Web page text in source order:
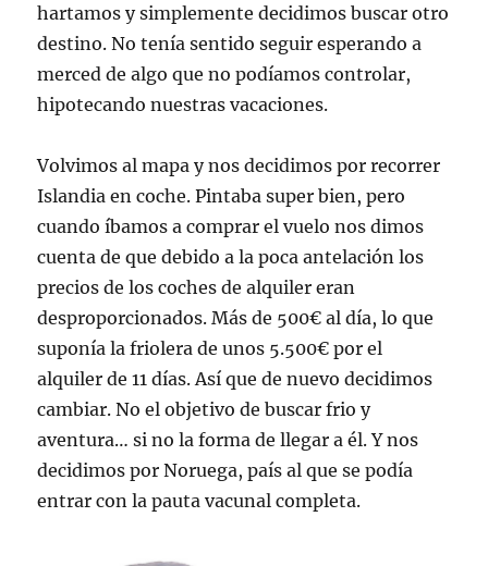
hartamos y simplemente decidimos buscar otro
destino. No tenía sentido seguir esperando a
merced de algo que no podíamos controlar,
hipotecando nuestras vacaciones.
Volvimos al mapa y nos decidimos por recorrer
Islandia en coche. Pintaba super bien, pero
cuando íbamos a comprar el vuelo nos dimos
cuenta de que debido a la poca antelación los
precios de los coches de alquiler eran
desproporcionados. Más de 500€ al día, lo que
suponía la friolera de unos 5.500€ por el
alquiler de 11 días. Así que de nuevo decidimos
cambiar. No el objetivo de buscar frio y
aventura… si no la forma de llegar a él. Y nos
decidimos por Noruega, país al que se podía
entrar con la pauta vacunal completa.